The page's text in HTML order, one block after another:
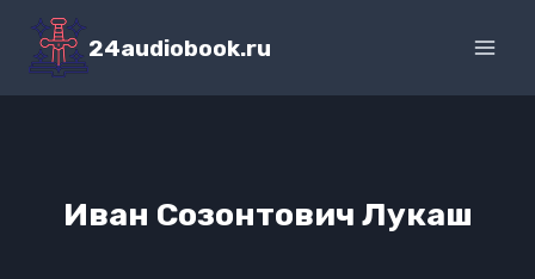
Перейти
содержимому
24audiobook.ru
Иван Созонтович Лукаш